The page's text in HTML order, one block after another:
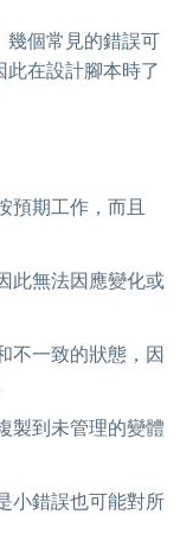
幾個常見的錯誤可
在設計腳本時了
預期工作，而且
此無法因應變化或
不一致的狀態，因
製到未管理的變體
小錯誤也可能對所